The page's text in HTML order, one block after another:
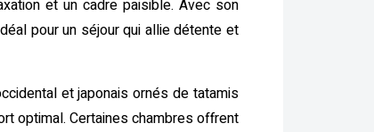
et un cadre paisible. Avec son
pour un séjour qui allie détente et
et japonais ornés de tatamis
optimal. Certaines chambres offrent